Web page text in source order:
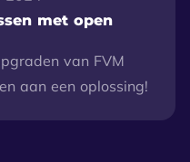
met open
van FVM
aan een oplossing!